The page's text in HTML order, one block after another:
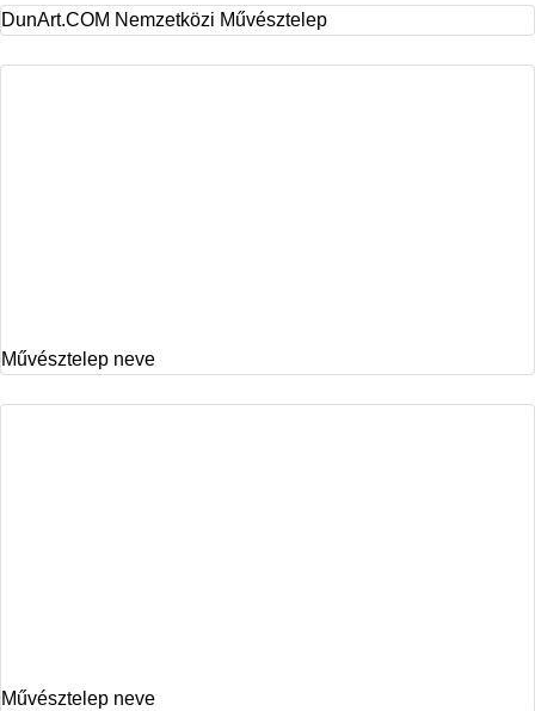
DunArt.COM Nemzetközi Művésztelep
Művésztelep neve
Művésztelep neve